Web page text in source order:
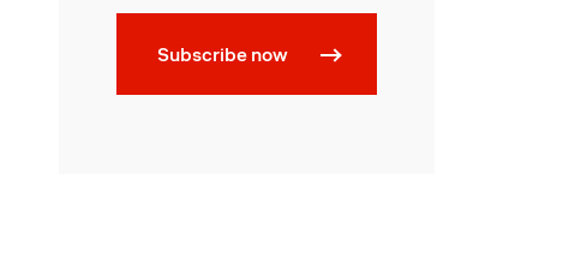
Subscribe now